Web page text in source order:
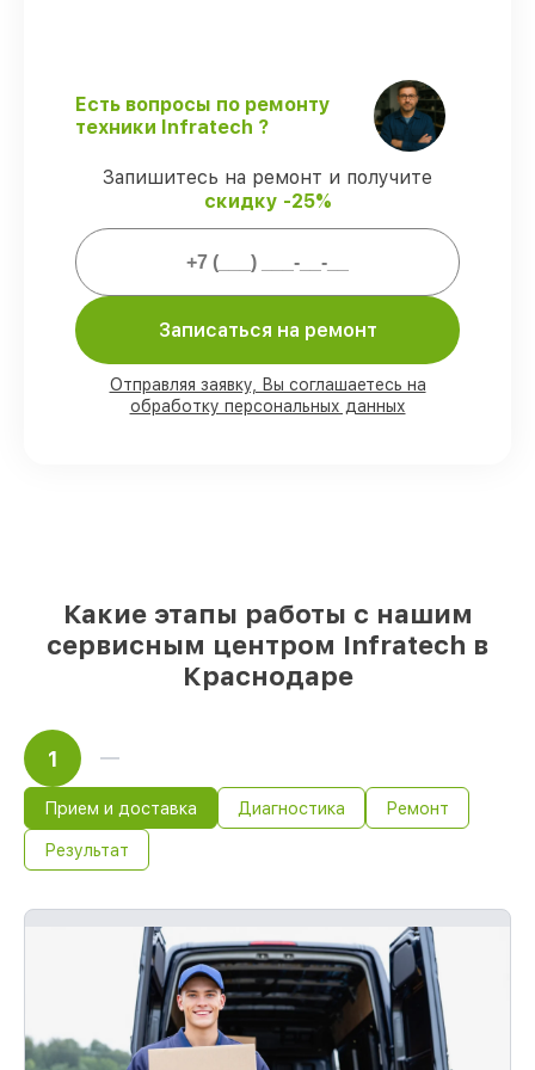
оптического прицела Infratech IT-106DP
без задержек.
Гарантийное сопровождение– все
работы и запчасти защищены сервисной
Мы гарантируем:
ремонтов проводим в вашем
присутствии
90%деталей Infratech имеются на
складе в Краснодаре, остальные
Есть вопросы по ремонту
техники Infratech ?
Запишитесь на ремонт и получите
скидку -25%
Записаться на ремонт
Отправляя заявку, Вы соглашаетесь на
обработку персональных данных
Какие этапы работы с нашим
сервисным центром Infratech в
Краснодаре
1
Прием и доставка Диагностика Ремонт
Результат